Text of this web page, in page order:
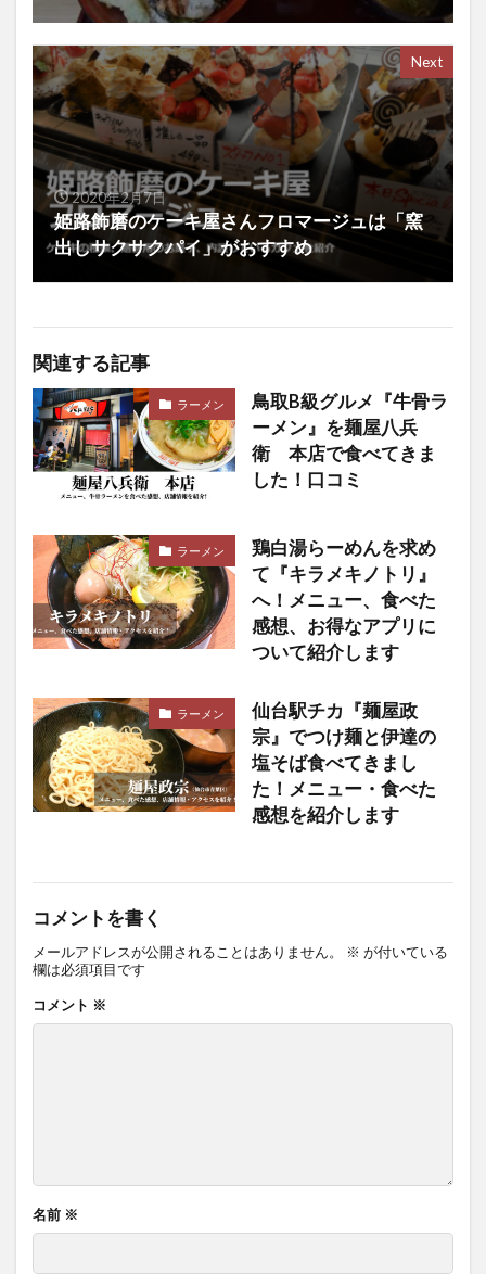
Next
2020年2月7日
姫路飾磨のケーキ屋さんフロマージュは「窯
出しサクサクパイ」がおすすめ
関連する記事
ラーメン
鳥取B級グルメ『牛骨ラ
ーメン』を麺屋八兵
衛 本店で食べてきま
した！口コミ
ラーメン
鶏白湯らーめんを求め
て『キラメキノトリ』
へ！メニュー、食べた
感想、お得なアプリに
ついて紹介します
ラーメン
仙台駅チカ『麺屋政
宗』でつけ麺と伊達の
塩そば食べてきまし
た！メニュー・食べた
感想を紹介します
コメントを書く
メールアドレスが公開されることはありません。 ※ が付いている
欄は必須項目です
コメント ※
名前 ※